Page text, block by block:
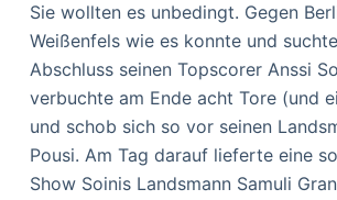
Sie wollten es unbedingt. Gegen
Weißenfels wie es konnte und
Abschluss seinen Topscorer Anssi
verbuchte am Ende acht Tore (und
und schob sich so vor seinen
Pousi. Am Tag darauf lieferte eine
Show Soinis Landsmann Samuli